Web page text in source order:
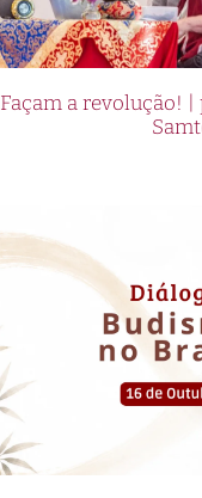
Façam a revolução!